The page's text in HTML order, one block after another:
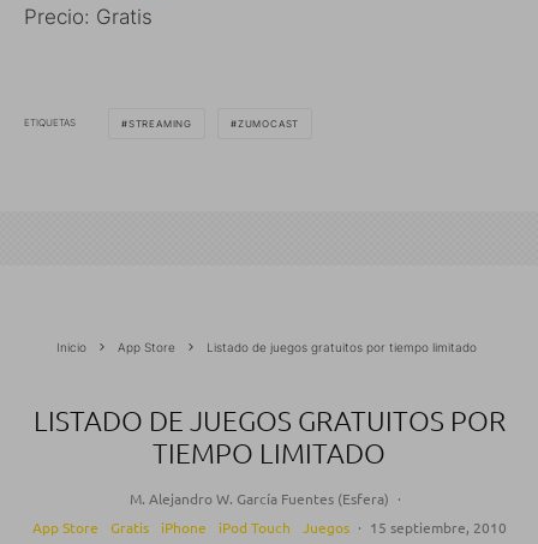
Precio: Gratis
ETIQUETAS STREAMING ZUMOCAST
Inicio App Store Listado de juegos gratuitos por tiempo limitado
LISTADO DE JUEGOS GRATUITOS POR
TIEMPO LIMITADO
M. Alejandro W. García Fuentes (Esfera) ·
App Store
Gratis iPhone iPod Touch Juegos · 15 septiembre, 2010